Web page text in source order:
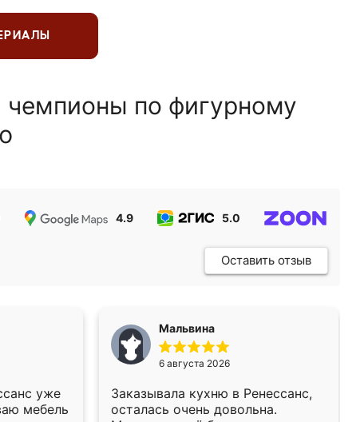
по фигурному
4.9 5.0
Оставить отзыв
уже
мебель
Мальвина
6 августа 2026
Заказывала кухню в Ренессанс,
осталась очень довольна.